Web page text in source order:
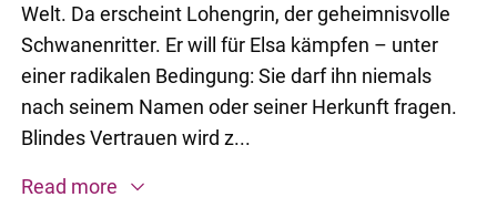
Welt. Da erscheint Lohengrin, der geheimnisvolle
Schwanenritter. Er will für Elsa kämpfen – unter
einer radikalen Bedingung: Sie darf ihn niemals
nach seinem Namen oder seiner Herkunft fragen.
Blindes Vertrauen wird z...
Read more